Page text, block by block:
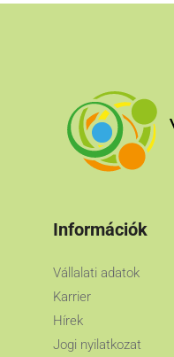
Információk
Vállalati adatok
Karrier
Hírek
Jogi nyilatkozat